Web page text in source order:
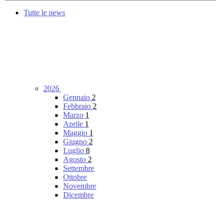
Tutte le news
2026
Gennaio 2
Febbraio 2
Marzo 1
Aprile 1
Maggio 1
Giugno 2
Luglio 8
Agosto 2
Settembre
Ottobre
Novembre
Dicembre